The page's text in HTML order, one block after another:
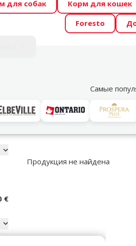
Весь месяц Dino Zoo
Фотоконкурс “GADA ŪSAIŅI”!
для собак Корм для кошек
Foresto
Самые
€
Выбранные фильтры
Фирменная продукция Glandex
Продукция не найдена